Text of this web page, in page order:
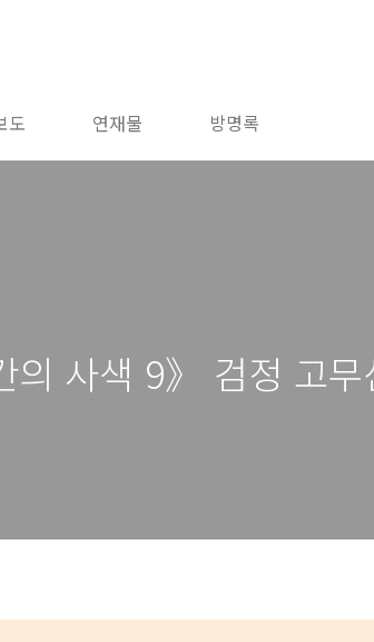
도 연재물 방명록
의 사색 9》 검정 고무